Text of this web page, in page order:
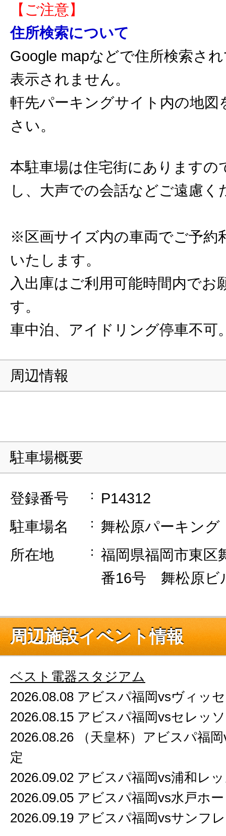
【ご注意】
住所検索について
Google mapなどで住所検索さ
表示されません。
軒先パーキングサイト内の地図
さい。
本駐車場は住宅街にありますの
し、大声での会話などご遠慮く
※区画サイズ内の車両でご予約
いたします。
入出庫はご利用可能時間内でお
す。
車中泊、アイドリング停車不可
周辺情報
駐車場概要
登録番号
P14312
駐車場名
舞松原パーキング
所在地
福岡県福岡市東区
番16号 舞松原ビ
周辺施設イベント情報
ベスト電器スタジアム
2026.08.08 アビスパ福岡vsヴィッ
2026.08.15 アビスパ福岡vsセレッ
2026.08.26 （天皇杯）アビスパ福
定
2026.09.02 アビスパ福岡vs浦和レ
2026.09.05 アビスパ福岡vs水戸ホ
2026.09.19 アビスパ福岡vsサンフ